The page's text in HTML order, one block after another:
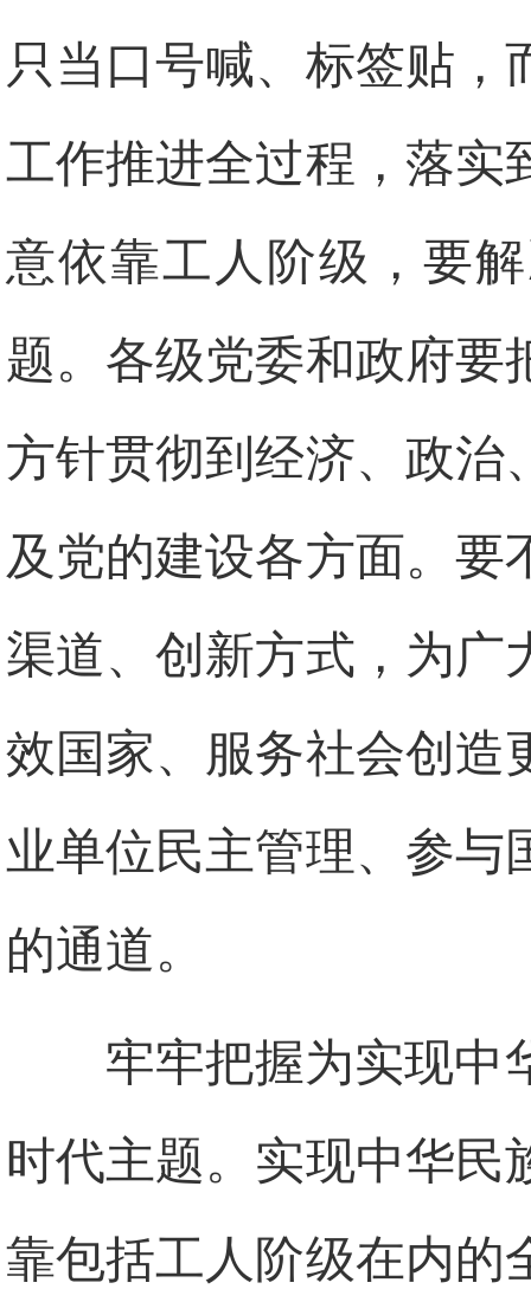
只当口号喊、标签贴，
工作推进全过程，落实
意依靠工人阶级，要
题。各级党委和政府要
方针贯彻到经济、政治
及党的建设各方面。要
渠道、创新方式，为广
效国家、服务社会创造
业单位民主管理、参与
的通道。
牢牢把握为实现中
时代主题。实现中华民
靠包括工人阶级在内的